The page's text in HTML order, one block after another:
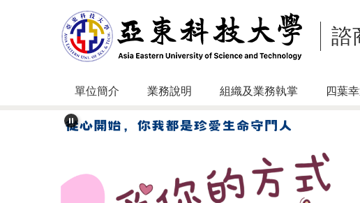
諮
單位簡介 業務說明 組織及業務執掌 四葉